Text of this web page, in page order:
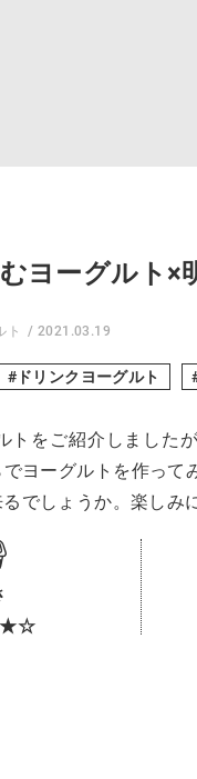
ヨーグルト×
ト 2021.03.19
ドリンクヨーグルト
トをご紹介しました
ヨーグルトを作って
でしょうか。楽しみ